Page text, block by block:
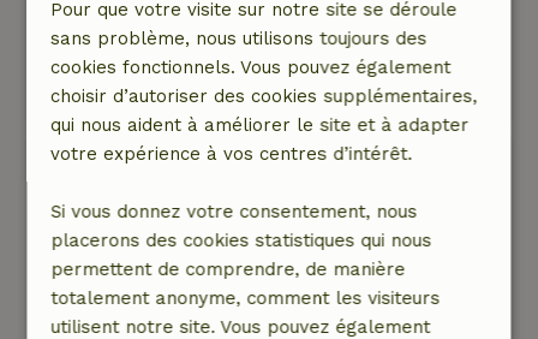
Cottage très sympa et cool avec une vue
imprenable !
Ce texte est traduite automatiquement.
Montre l'original.
Aylene
Note générale: 10/10
Délicieux !
Nature, tranquillité et espace: 5/5
Délicieux !
Pour que votre visite sur notre site se déroule
sans problème, nous utilisons toujours des
cookies fonctionnels. Vous pouvez également
choisir d’autoriser des cookies supplémentaires,
qui nous aident à améliorer le site et à adapter
votre expérience à vos centres d’intérêt.
Si vous donnez votre consentement, nous
placerons des cookies statistiques qui nous
permettent de comprendre, de manière
totalement anonyme, comment les visiteurs
utilisent notre site. Vous pouvez également